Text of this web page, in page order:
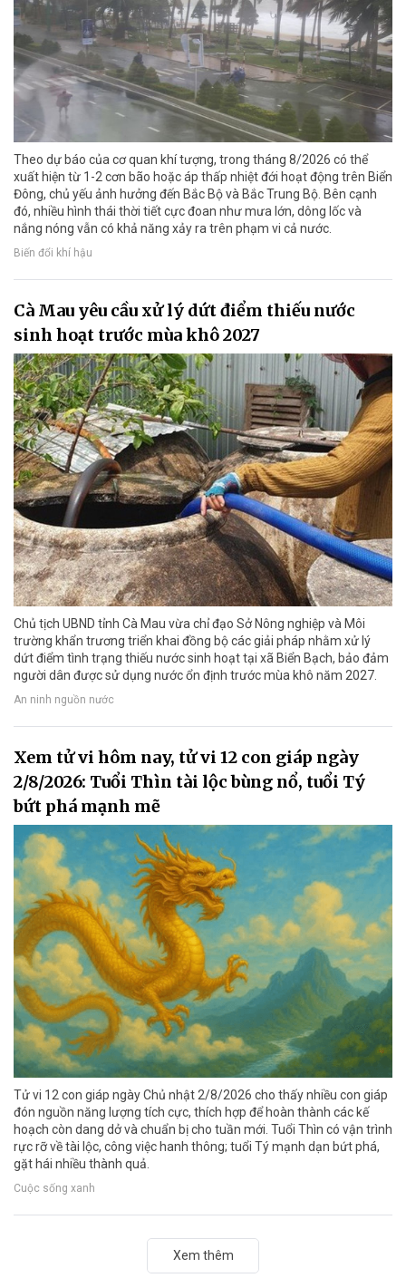
Theo dự báo của cơ quan khí tượng, trong tháng 8/2026 có thể
xuất hiện từ 1-2 cơn bão hoặc áp thấp nhiệt đới hoạt động trên Biển
Đông, chủ yếu ảnh hưởng đến Bắc Bộ và Bắc Trung Bộ. Bên cạnh
đó, nhiều hình thái thời tiết cực đoan như mưa lớn, dông lốc và
nắng nóng vẫn có khả năng xảy ra trên phạm vi cả nước.
Biến đổi khí hậu
Cà Mau yêu cầu xử lý dứt điểm thiếu nước
sinh hoạt trước mùa khô 2027
Chủ tịch UBND tỉnh Cà Mau vừa chỉ đạo Sở Nông nghiệp và Môi
trường khẩn trương triển khai đồng bộ các giải pháp nhằm xử lý
dứt điểm tình trạng thiếu nước sinh hoạt tại xã Biển Bạch, bảo đảm
người dân được sử dụng nước ổn định trước mùa khô năm 2027.
An ninh nguồn nước
Xem tử vi hôm nay, tử vi 12 con giáp ngày
2/8/2026: Tuổi Thìn tài lộc bùng nổ, tuổi Tý
bứt phá mạnh mẽ
Tử vi 12 con giáp ngày Chủ nhật 2/8/2026 cho thấy nhiều con giáp
đón nguồn năng lượng tích cực, thích hợp để hoàn thành các kế
hoạch còn dang dở và chuẩn bị cho tuần mới. Tuổi Thìn có vận trình
rực rỡ về tài lộc, công việc hanh thông; tuổi Tý mạnh dạn bứt phá,
gặt hái nhiều thành quả.
Cuộc sống xanh
Xem thêm